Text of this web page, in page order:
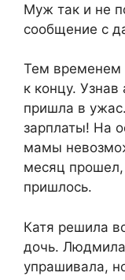
Муж так и не
сообщение с
Тем временем
к концу.
пришла в
зарплаты! На
мамы
месяц прошел,
пришлось.
Катя решила
дочь. Людмила
упрашивала,